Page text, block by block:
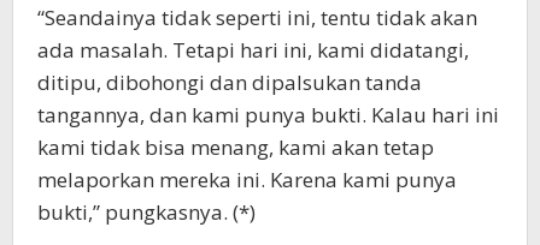
“Seandainya tidak seperti ini, tentu tidak akan
ada masalah. Tetapi hari ini, kami didatangi,
ditipu, dibohongi dan dipalsukan tanda
tangannya, dan kami punya bukti. Kalau hari ini
kami tidak bisa menang, kami akan tetap
melaporkan mereka ini. Karena kami punya
bukti,” pungkasnya. (*)